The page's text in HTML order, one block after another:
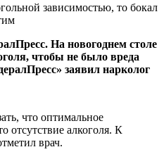
зависимостью, то бокал
На новогоднем столе
чтобы не было вреда
заявил нарколог
что оптимальное
отсутствие алкоголя. К
врач.